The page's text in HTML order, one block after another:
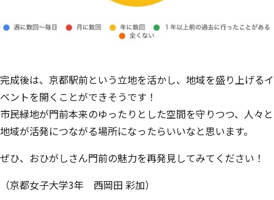
完成後は、京都駅前という立地を活かし、地域を盛り上げるイ
ベントを開くことができそうです！
市民緑地が門前本来のゆったりとした空間を守りつつ、人々と
地域が活発につながる場所になったらいいなと思います。
ぜひ、おひがしさん門前の魅力を再発見してみてください！
（京都女子大学3年 西岡田 彩加）